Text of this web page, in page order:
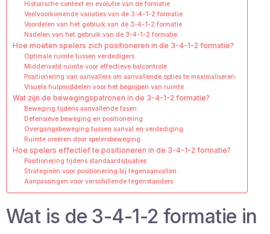
Historische context en evolutie van de formatie
Veelvoorkomende variaties van de 3-4-1-2 formatie
Voordelen van het gebruik van de 3-4-1-2 formatie
Nadelen van het gebruik van de 3-4-1-2 formatie
Hoe moeten spelers zich positioneren in de 3-4-1-2 formatie?
Optimale ruimte tussen verdedigers
Middenveld ruimte voor effectieve balcontrole
Positionering van aanvallers om aanvallende opties te maximaliseren
Visuele hulpmiddelen voor het begrijpen van ruimte
Wat zijn de bewegingspatronen in de 3-4-1-2 formatie?
Beweging tijdens aanvallende fasen
Defensieve beweging en positionering
Overgangsbeweging tussen aanval en verdediging
Ruimte creëren door spelersbeweging
Hoe spelers effectief te positioneren in de 3-4-1-2 formatie?
Positionering tijdens standaardsituaties
Strategieën voor positionering bij tegenaanvallen
Aanpassingen voor verschillende tegenstanders
Wat is de 3-4-1-2 formatie in